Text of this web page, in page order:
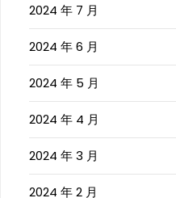
2024 年 7 月
2024 年 6 月
2024 年 5 月
2024 年 4 月
2024 年 3 月
2024 年 2 月